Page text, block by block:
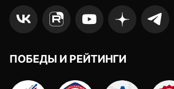
ПОБЕДЫ И РЕЙТИНГИ